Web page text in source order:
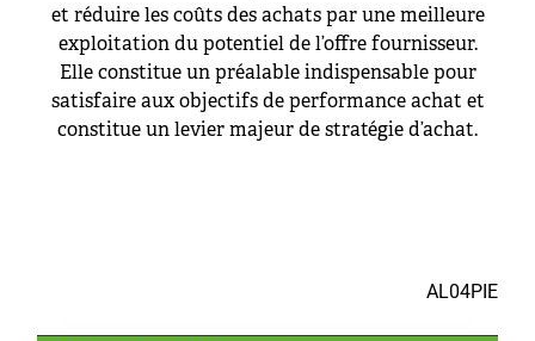
et réduire les coûts des achats par une meilleure
exploitation du potentiel de l’offre fournisseur.
Elle constitue un préalable indispensable pour
satisfaire aux objectifs de performance achat et
constitue un levier majeur de stratégie d’achat.
AL04PIE